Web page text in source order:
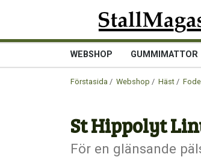
WEBSHOP GUMMIMATTOR
Förstasida / Webshop / Häst /
St Hippolyt
För en glänsande